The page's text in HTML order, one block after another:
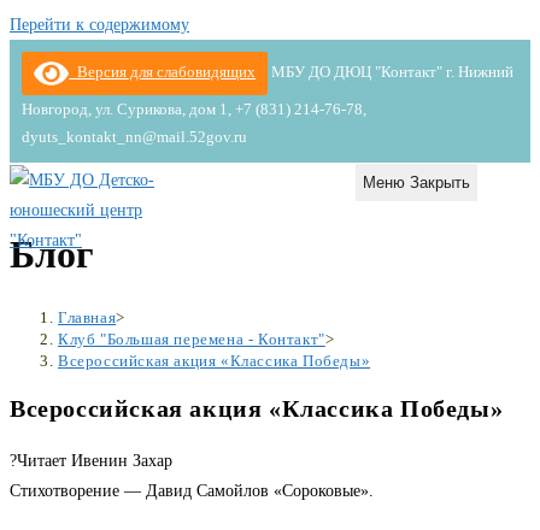
Перейти к содержимому
Версия для слабовидящих МБУ ДО ДЮЦ "Контакт" г. Нижний
Новгород, ул. Сурикова, дом 1, +7 (831) 214-76-78,
dyuts_kontakt_nn@mail.52gov.ru
Меню Закрыть
Блог
Главная>
Клуб "Большая перемена - Контакт">
Всероссийская акция «Классика Победы»
Всероссийская акция «Классика Победы»
?Читает Ивенин Захар
Стихотворение — Давид Самойлов «Сороковые».